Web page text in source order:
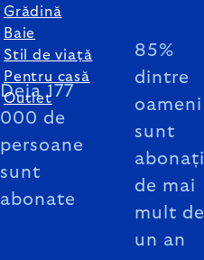
Deja 177
000 de
persoane
sunt
abonate
85%
dintre
oameni
sunt
abonați
de mai
mult de
un an
Grădină
Baie
Stil de viață
Pentru casă
Outlet